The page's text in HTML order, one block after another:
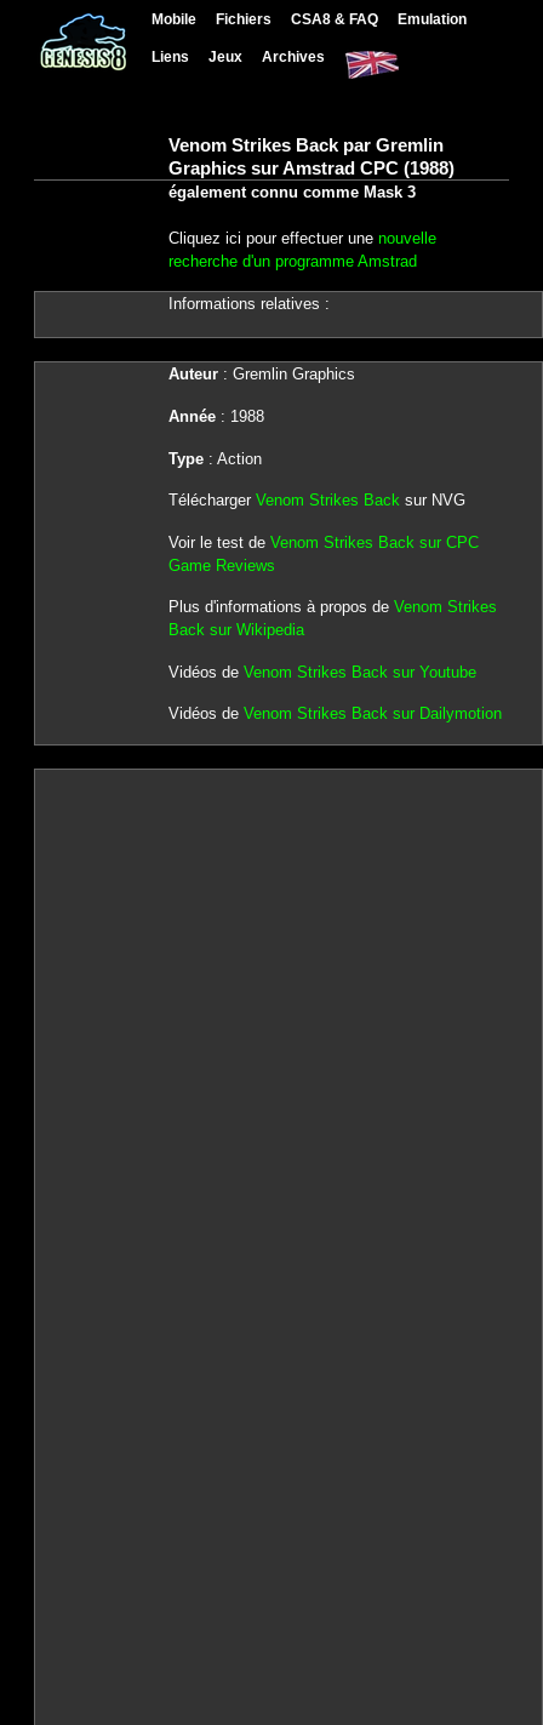
Mobile Fichiers CSA8 & FAQ Emulation
Liens Jeux Archives
Venom Strikes Back par Gremlin
Graphics sur Amstrad CPC (1988)
également connu comme Mask 3
Cliquez ici pour effectuer une nouvelle
recherche d'un programme Amstrad
Informations relatives :
Auteur: Gremlin Graphics
Année: 1988
Type: Action
Télécharger Venom Strikes Backsur NVG
Voir le test de Venom Strikes Back sur CPC
Game Reviews
Plus d'informations à propos de Venom Strikes
Back sur Wikipedia
Vidéos de Venom Strikes Back sur Youtube
Vidéos de Venom Strikes Back sur Dailymotion